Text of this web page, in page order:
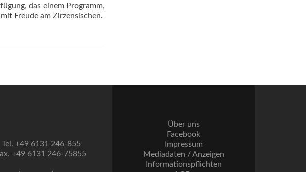
das einem Programm,
Freude am Zirzensischen.
Tel. +49 6131 246-855
+49 6131 246-75855
Über uns
Facebook
Impressum
Mediadaten / Anzeigen
Informationspflichten